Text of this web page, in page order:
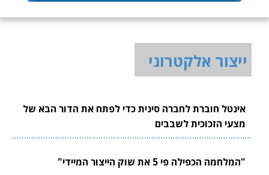
ייצור אלקטרוני
אינטל חוברת לחברה סינית כדי לפתח את הדור הבא של
מצעי הזכוכית לשבבים
"המלחמה הכפילה פי 5 את שוק הייצור המיידי"